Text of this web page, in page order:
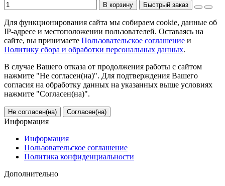
В корзину Быстрый заказ
Для функционирования сайта мы собираем cookie, данные об
IP-адресе и местоположении пользователей. Оставаясь на
сайте, вы принимаете Пользовательское соглашение и
Политику сбора и обработки персональных данных.
В случае Вашего отказа от продолжения работы с сайтом
нажмите "Не согласен(на)". Для подтверждения Вашего
согласия на обработку данных на указанных выше условиях
нажмите "Согласен(на)".
Не согласен(на) Согласен(на)
Информация
Информация
Пользовательское соглашение
Политика конфиденциальности
Дополнительно